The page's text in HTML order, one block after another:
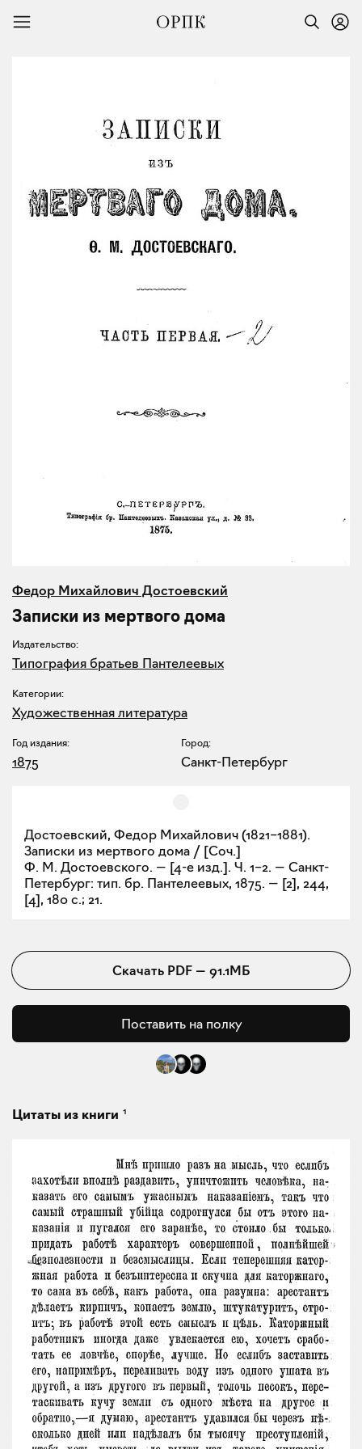
Федор Михайлович Достоевский
Записки из мертвого дома
Издательство:
Типография братьев Пантелеевых
Категории:
Художественная литература
Год издания:
1875
Город:
Санкт-Петербург
Достоевский, Федор Михайлович (1821–1881).
Записки из мертвого дома / [Соч.]
Ф. М. Достоевского. — [4-е изд.]. Ч. 1–2. — Санкт-
Петербург: тип. бр. Пантелеевых, 1875. — [2], 244,
[4], 180 с.; 21.
Скачать PDF — 91.1МБ
Поставить на полку
Цитаты из книги 1